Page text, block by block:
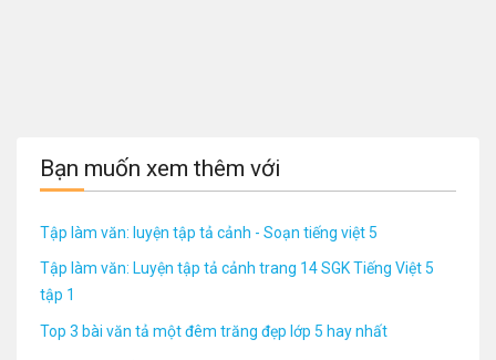
Bạn muốn xem thêm với
Tập làm văn: luyện tập tả cảnh - Soạn tiếng việt 5
Tập làm văn: Luyện tập tả cảnh trang 14 SGK Tiếng Việt 5
tập 1
Top 3 bài văn tả một đêm trăng đẹp lớp 5 hay nhất